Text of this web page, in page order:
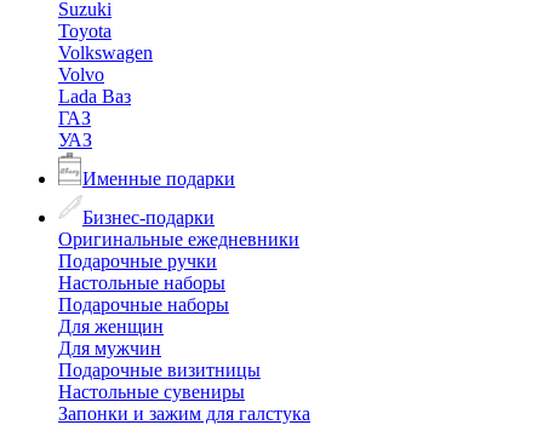
Suzuki
Toyota
Volkswagen
Volvo
Lada Ваз
ГАЗ
УАЗ
Именные подарки
Бизнес-подарки
Оригинальные ежедневники
Подарочные ручки
Настольные наборы
Подарочные наборы
Для женщин
Для мужчин
Подарочные визитницы
Настольные сувениры
Запонки и зажим для галстука